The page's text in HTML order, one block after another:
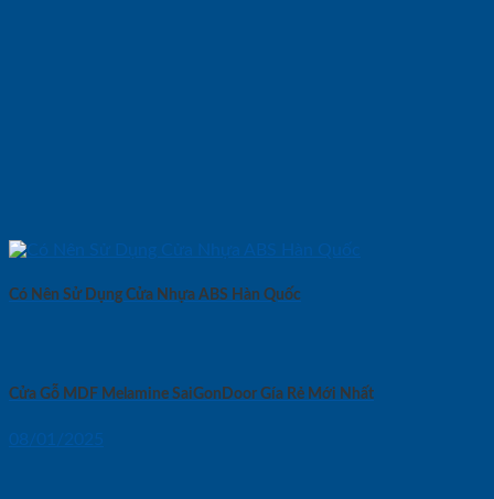
Có Nên Sử Dụng Cửa Nhựa ABS Hàn Quốc
Cửa Gỗ MDF Melamine SaiGonDoor Gía Rẻ Mới Nhất
08/01/2025